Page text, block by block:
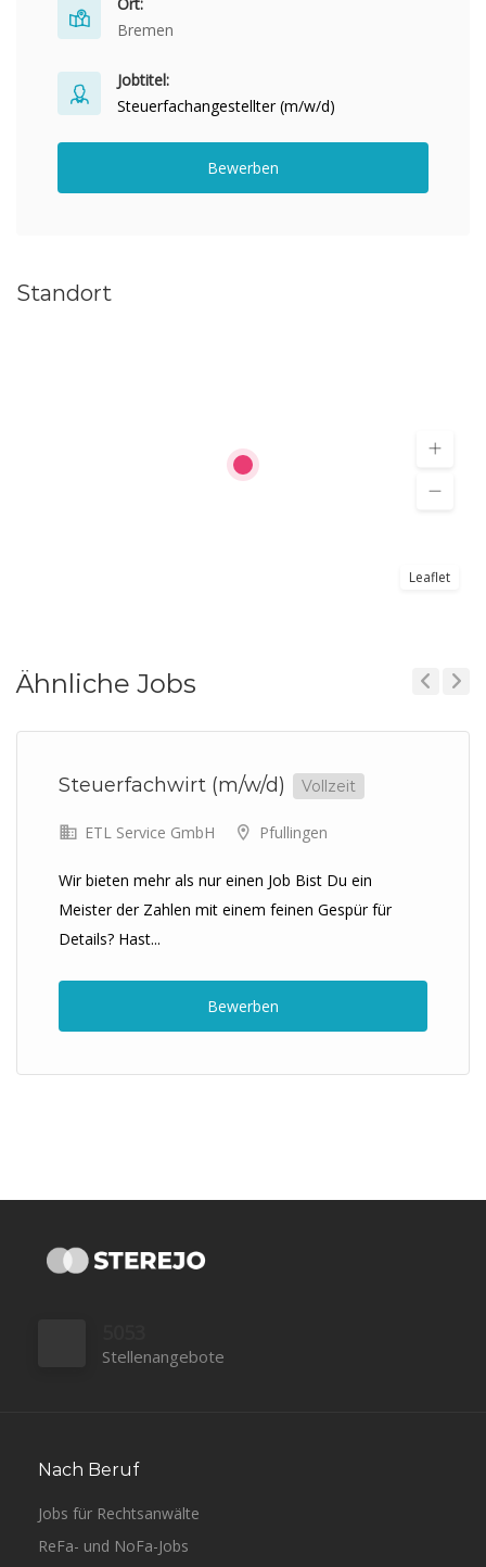
Bremen
Jobtitel:
Steuerfachangestellter (m/w/d)
Bewerben
Standort
Leaflet
Ähnliche Jobs
Steuerfachwirt (m/w/d) Vollzeit
ETL Service GmbH Pfullingen
Wir bieten mehr als nur einen Job Bist Du ein
Meister der Zahlen mit einem feinen Gespür für
Details? Hast...
Bewerben
Stellenangebote
Nach Beruf
Jobs für Rechtsanwälte
ReFa- und NoFa-Jobs